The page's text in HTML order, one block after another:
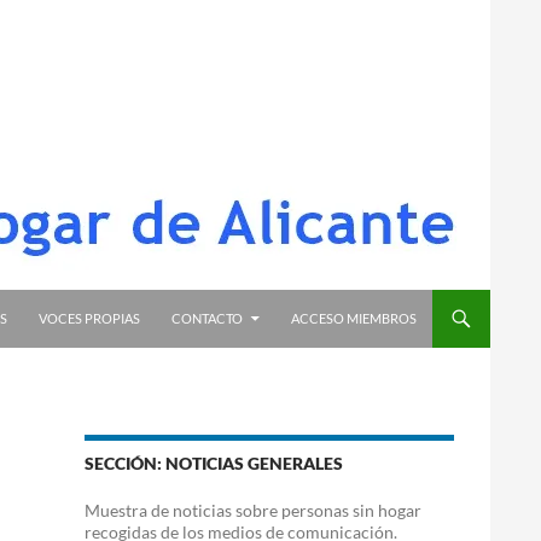
VOCES PROPIAS CONTACTO ACCESO MIEMBROS
SECCIÓN: NOTICIAS GENERALES
Muestra de noticias sobre personas sin hogar
recogidas de los medios de comunicación.